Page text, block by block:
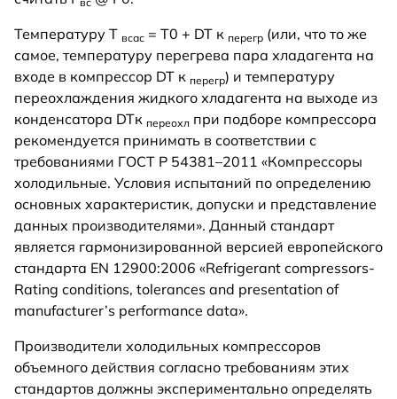
Температуру Т всас = Т0 + DT к перегр (или, что то же
самое, температуру перегрева пара хладагента на
входе в компрессор DT к перегр) и температуру
переохлаждения жидкого хладагента на выходе из
конденсатора DTк переохл при подборе компрессора
рекомендуется принимать в соответствии с
требованиями ГОСТ Р 54381–2011 «Компрессоры
холодильные. Условия испытаний по определению
основных характеристик, допуски и представление
данных производителями». Данный стандарт
является гармонизированной версией европейского
стандарта EN 12900:2006 «Refrigerant compressors-
Rating conditions, tolerances and presentation of
manufacturer’s performance data».
Производители холодильных компрессоров
объемного действия согласно требованиям этих
стандартов должны экспериментально определять